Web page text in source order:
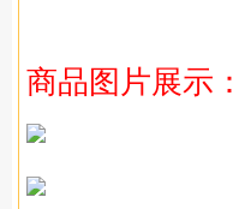
商品图片展示：